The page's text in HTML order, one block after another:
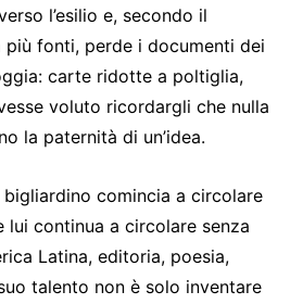
l’esilio e, secondo il
fonti, perde i documenti dei
carte ridotte a poltiglia,
voluto ricordargli che nulla
la paternità di un’idea.
comincia a circolare
lui continua a circolare senza
Latina, editoria, poesia,
talento non è solo inventare